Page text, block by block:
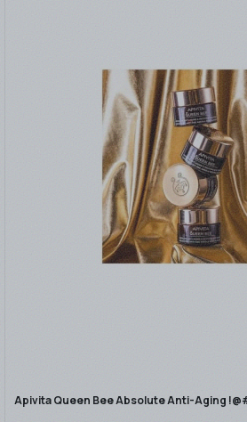
Apivita Queen Bee Absolute Anti-Aging